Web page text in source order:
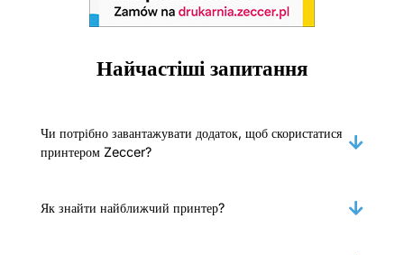
Найчастіші запитання
Чи потрібно завантажувати додаток, щоб скористатися
принтером Zeccer?
Як знайти найближчий принтер?